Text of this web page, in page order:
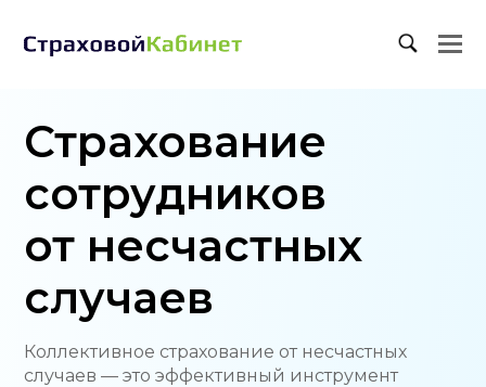
Страхование
сотрудников
от несчастных
случаев
Коллективное страхование от несчастных
случаев — это эффективный инструмент